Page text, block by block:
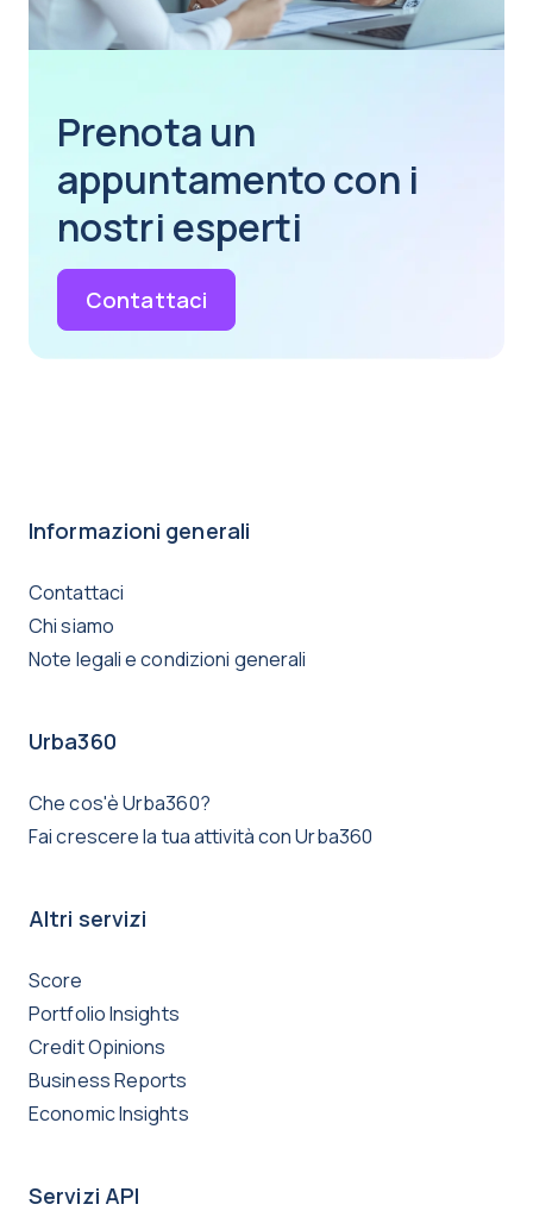
Prenota un
appuntamento con i
nostri esperti
Contattaci
Informazioni generali
Contattaci
Chi siamo
Note legali e condizioni generali
Urba360
Che cos'è Urba360?
Fai crescere la tua attività con Urba360
Altri servizi
Score
Portfolio Insights
Credit Opinions
Business Reports
Economic Insights
Servizi API